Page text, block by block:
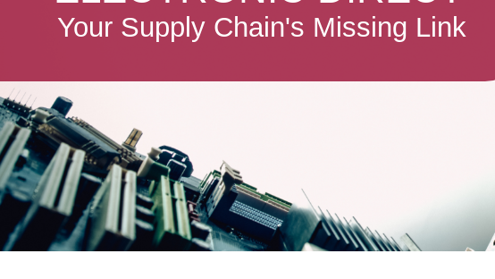
Your Supply Chain's Missing Link